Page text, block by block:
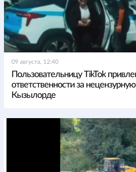
09 августа, 12:40
Пользовательницу TikTok
ответственности за
Кызылорде